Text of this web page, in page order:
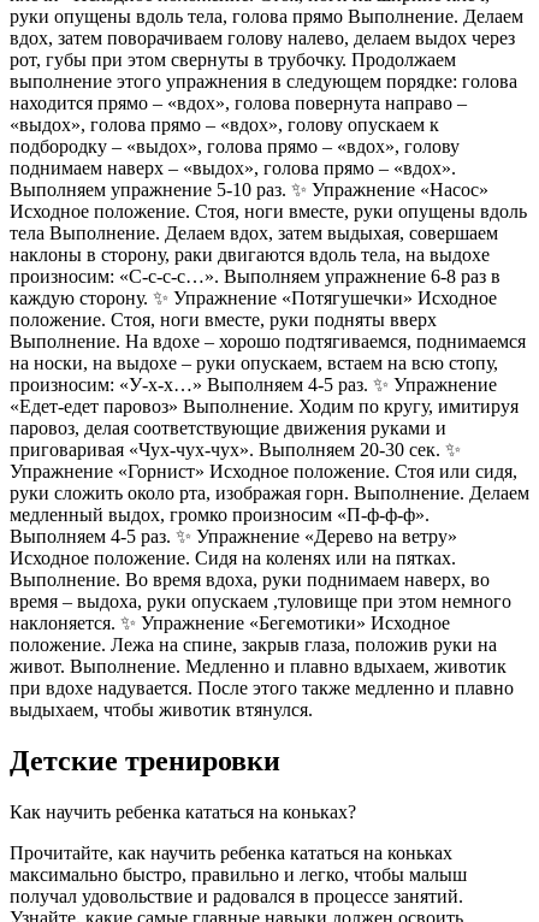
Детские тренировки
Как научить ребенка кататься на коньках?
Прочитайте, как научить ребенка кататься на коньках
максимально быстро, правильно и легко, чтобы малыш
получал удовольствие и радовался в процессе занятий.